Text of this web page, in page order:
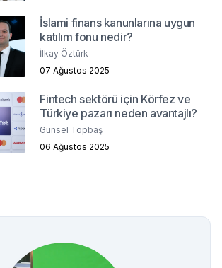
İslami finans kanunlarına uygun
katılım fonu nedir?
İlkay Öztürk
07 Ağustos 2025
Fintech sektörü için Körfez ve
Türkiye pazarı neden avantajlı?
Günsel Topbaş
06 Ağustos 2025